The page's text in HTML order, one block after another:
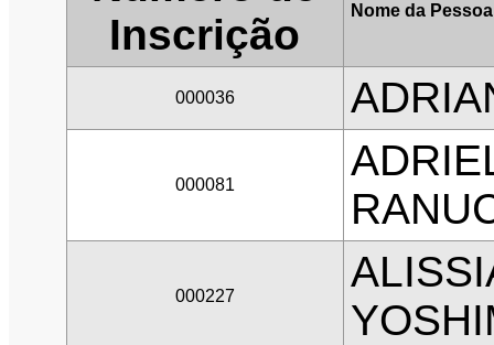
Inscrição
Nome da
000036
000081
000227